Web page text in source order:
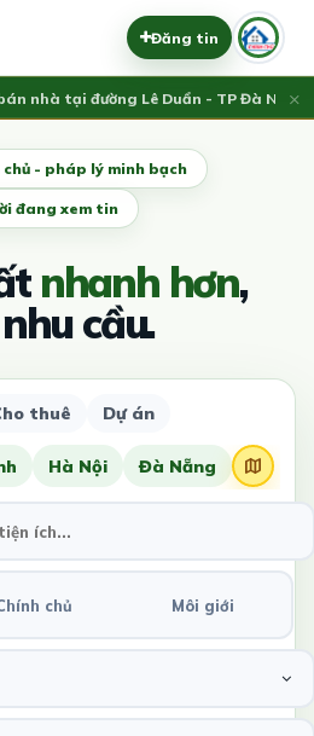
Đăng tin
nhà tại đường Lê Duẩn - TP Đà Nẵng;×
chủ - pháp lý minh bạch
đang xem tin
nhanh hơn,
cầu.
thuê Dự án
Hà Nội Đà Nẵng
chủ Môi giới